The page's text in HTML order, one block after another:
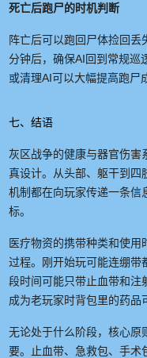
死亡后跑尸的时机判断
阵亡后可以跑回尸体捡回丢
分钟后，确保AI回到常规巡
或清理AI可以大幅提高跑尸
七、结语
灰区战争的健康与器官伤害
真设计。从头部、躯干到四
机制都在向玩家传递一条信
标。
医疗物资的携带种类和使用
过程。刚开始玩可能连绷带
段时间可能只带止血带和注
成为老玩家时背包里的药品
无论处于什么阶段，核心原
要。止血带、急救包、手术